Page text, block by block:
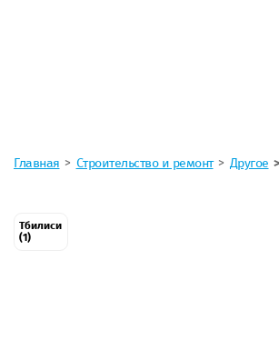
Главная Строительство и ремонт Другое
Тбилиси
(1)